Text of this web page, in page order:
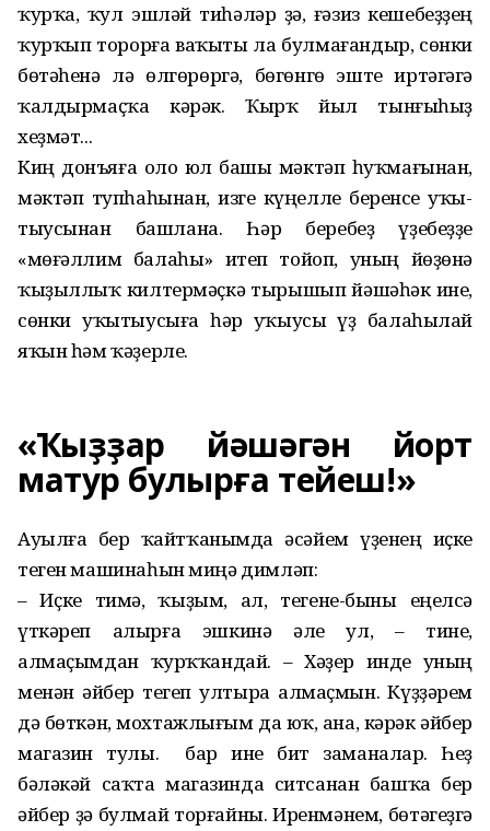
ҡурҡа, ҡул эшләй тиһәләр ҙә, ғәзиз ке­шебеҙҙең
ҡурҡып торорға ваҡыты ла булмағандыр, сөнки
бөтәһенә лә өлгөрөргә, бөгөнгө эште иртәгәгә
ҡалдырмаҫҡа кәрәк. Ҡырҡ йыл тынғыһыҙ
хеҙмәт...
Киң донъяға оло юл башы мәк­тәп һуҡмағынан,
мәктәп тупһа­һынан, изге күңелле беренсе уҡы­
тыусынан башлана. Һәр беребеҙ үҙебеҙҙе
«мөғәллим балаһы» итеп тойоп, уның йөҙөнә
ҡыҙыллыҡ килтермәҫкә тырышып йәшәһәк ине,
сөнки уҡытыусыға һәр уҡыусы үҙ балаһылай
яҡын һәм ҡәҙерле.
«Ҡыҙҙар йәшәгән йорт
матур булырға тейеш!»
Ауылға бер ҡайтҡанымда әсәйем үҙенең иҫке
теген машинаһын миңә димләп:
– Иҫке тимә, ҡыҙым, ал, тегене-быны еңелсә
үткәреп алырға эшкинә әле ул, – тине,
алмаҫымдан ҡурҡҡандай. – Хәҙер инде уның
менән әйбер тегеп ултыра алмаҫмын. Күҙҙәрем
дә бөткән, мохтажлығым да юҡ, ана, кәрәк әйбер
магазин тулы. Ә бар ине бит заманалар. Һеҙ
бәләкәй саҡта магазинда ситсанан башҡа бер
әйбер ҙә булмай торғайны. Иренмәнем, бөтәгеҙгә